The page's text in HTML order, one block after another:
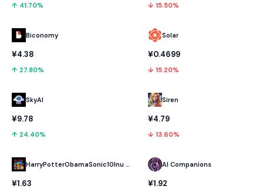
↑ 41.70%
Biconomy
¥4.38
↑ 27.80%
SkyAI
¥9.78
↑ 24.40%
HarryPotterObamaSonic10Inu (ETH)
¥1.63
↓ 15.50%
Solar
¥0.4699
↓ 15.20%
Siren
¥4.79
↓ 13.60%
AI Companions
¥1.92